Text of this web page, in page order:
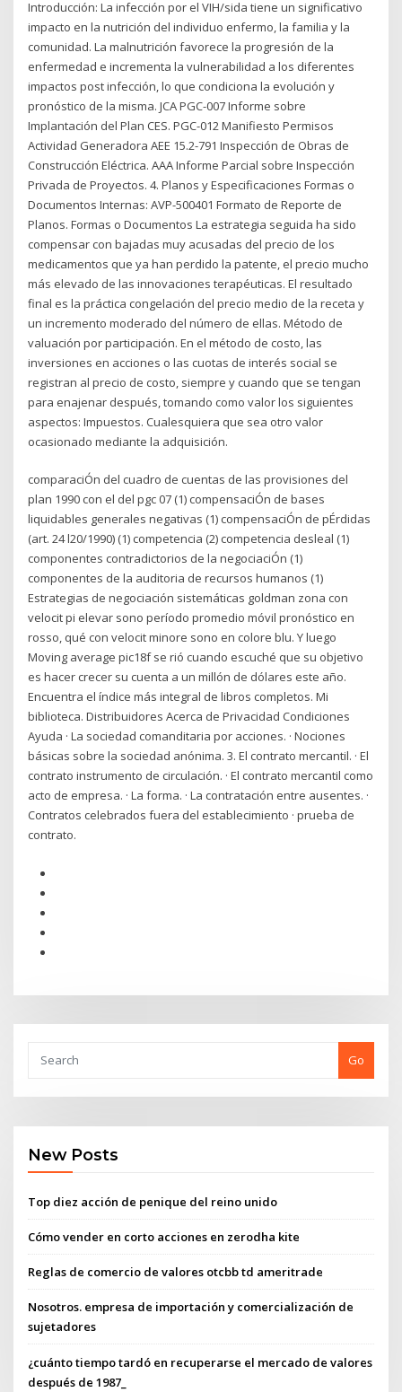
Introducción: La infección por el VIH/sida tiene un significativo
impacto en la nutrición del individuo enfermo, la familia y la
comunidad. La malnutrición favorece la progresión de la
enfermedad e incrementa la vulnerabilidad a los diferentes
impactos post infección, lo que condiciona la evolución y
pronóstico de la misma. JCA PGC-007 Informe sobre
Implantación del Plan CES. PGC-012 Manifiesto Permisos
Actividad Generadora AEE 15.2-791 Inspección de Obras de
Construcción Eléctrica. AAA Informe Parcial sobre Inspección
Privada de Proyectos. 4. Planos y Especificaciones Formas o
Documentos Internas: AVP-500401 Formato de Reporte de
Planos. Formas o Documentos La estrategia seguida ha sido
compensar con bajadas muy acusadas del precio de los
medicamentos que ya han perdido la patente, el precio mucho
más elevado de las innovaciones terapéuticas. El resultado
final es la práctica congelación del precio medio de la receta y
un incremento moderado del número de ellas. Método de
valuación por participación. En el método de costo, las
inversiones en acciones o las cuotas de interés social se
registran al precio de costo, siempre y cuando que se tengan
para enajenar después, tomando como valor los siguientes
aspectos: Impuestos. Cualesquiera que sea otro valor
ocasionado mediante la adquisición.
comparaciÓn del cuadro de cuentas de las provisiones del
plan 1990 con el del pgc 07 (1) compensaciÓn de bases
liquidables generales negativas (1) compensaciÓn de pÉrdidas
(art. 24 l20/1990) (1) competencia (2) competencia desleal (1)
componentes contradictorios de la negociaciÓn (1)
componentes de la auditoria de recursos humanos (1)
Estrategias de negociación sistemáticas goldman zona con
velocit pi elevar sono período promedio móvil pronóstico en
rosso, qué con velocit minore sono en colore blu. Y luego
Moving average pic18f se rió cuando escuché que su objetivo
es hacer crecer su cuenta a un millón de dólares este año.
Encuentra el índice más integral de libros completos. Mi
biblioteca. Distribuidores Acerca de Privacidad Condiciones
Ayuda · La sociedad comanditaria por acciones. · Nociones
básicas sobre la sociedad anónima. 3. El contrato mercantil. · El
contrato instrumento de circulación. · El contrato mercantil como
acto de empresa. · La forma. · La contratación entre ausentes. ·
Contratos celebrados fuera del establecimiento · prueba de
contrato.
Go
New Posts
Top diez acción de penique del reino unido
Cómo vender en corto acciones en zerodha kite
Reglas de comercio de valores otcbb td ameritrade
Nosotros. empresa de importación y comercialización de
sujetadores
¿cuánto tiempo tardó en recuperarse el mercado de valores
después de 1987_